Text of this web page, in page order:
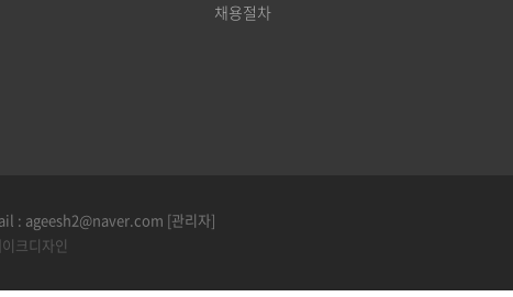
채용절차
: ageesh2@naver.com [관리자]
크디자인